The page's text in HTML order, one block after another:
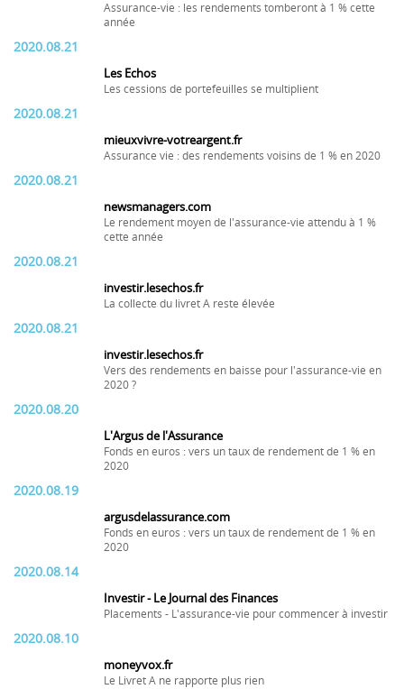
Assurance-vie : les rendements tomberont à 1 % cette
année
2020.08.21
Les Echos
Les cessions de portefeuilles se multiplient
2020.08.21
mieuxvivre-votreargent.fr
Assurance vie : des rendements voisins de 1 % en 2020
2020.08.21
newsmanagers.com
Le rendement moyen de l'assurance-vie attendu à 1 %
cette année
2020.08.21
investir.lesechos.fr
La collecte du livret A reste élevée
2020.08.21
investir.lesechos.fr
Vers des rendements en baisse pour l'assurance-vie en
2020 ?
2020.08.20
L'Argus de l'Assurance
Fonds en euros : vers un taux de rendement de 1 % en
2020
2020.08.19
argusdelassurance.com
Fonds en euros : vers un taux de rendement de 1 % en
2020
2020.08.14
Investir - Le Journal des Finances
Placements - L'assurance-vie pour commencer à investir
2020.08.10
moneyvox.fr
Le Livret A ne rapporte plus rien